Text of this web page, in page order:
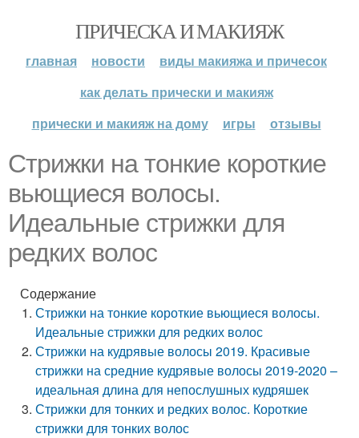
ПРИЧЕСКА И МАКИЯЖ
главная новости
виды макияжа и причесок
как делать прически и макияж
прически и макияж на дому
игры отзывы
Стрижки на тонкие короткие
вьющиеся волосы.
Идеальные стрижки для
редких волос
Содержание
Стрижки на тонкие короткие вьющиеся волосы.
Идеальные стрижки для редких волос
Стрижки на кудрявые волосы 2019. Красивые
стрижки на средние кудрявые волосы 2019-2020 –
идеальная длина для непослушных кудряшек
Стрижки для тонких и редких волос. Короткие
стрижки для тонких волос